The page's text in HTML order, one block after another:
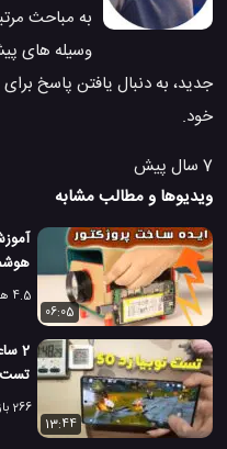
به مباحث
وسیله های
جدید، به دنبال یافتن پاسخ
خود.
7 سال پیش
ویدیوها و مطالب مشابه
4.5 هزار بازدید
06:05
تست
266 بازدید
13:44